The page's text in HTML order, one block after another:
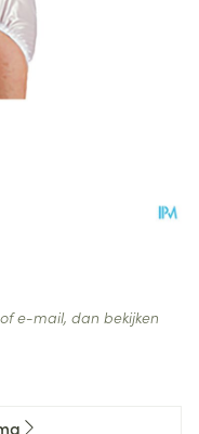
e-mail, dan bekijken